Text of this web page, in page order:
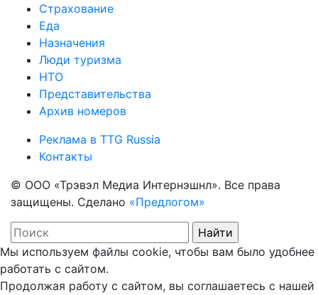
Страхование
Еда
Назначения
Люди туризма
НТО
Представительства
Архив номеров
Реклама в TTG Russia
Контакты
© ООО «Трэвэл Медиа Интернэшнл». Все права
защищены. Сделано «Предлогом»
Мы используем файлы cookie, чтобы вам было удобнее
работать с сайтом.
Продолжая работу с сайтом, вы соглашаетесь с нашей